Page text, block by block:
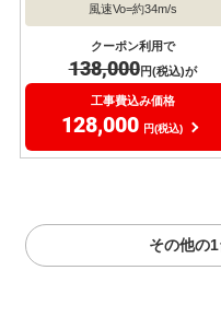
風速Vo=約34m/s
クーポン利用で
138,000円(税込)が
工事費込み価格
128,000 円(税込)
その他の